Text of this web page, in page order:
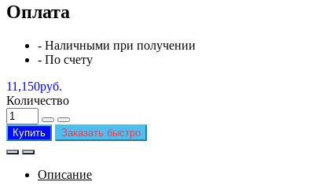
Оплата
- Наличными при получении
- По счету
11,150руб.
Количество
Купить Заказать быстро
Описание